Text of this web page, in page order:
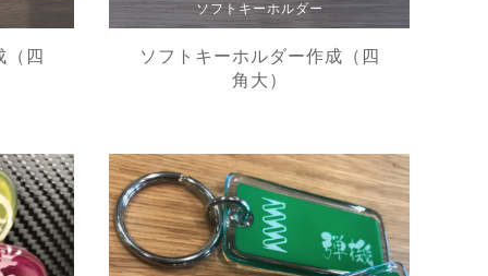
（四
ソフトキーホルダー
ソフトキーホルダー作成（四
角大）